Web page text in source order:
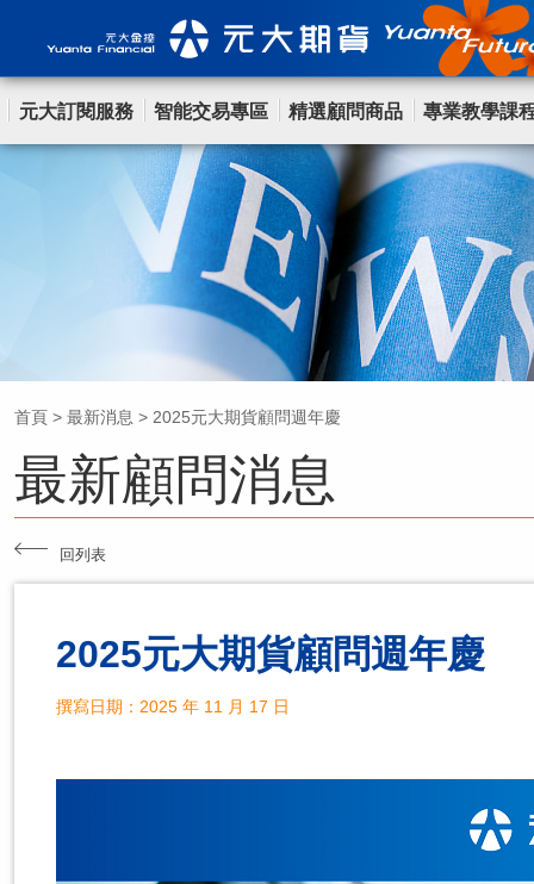
元大訂閱服務 智能交易專區 精選顧問商品 專業教學課
首頁 > 最新消息 > 2025元大期貨顧問週年慶
最新顧問消息
回列表
2025元大期貨顧問週年慶
撰寫日期：2025 年 11 月 17 日